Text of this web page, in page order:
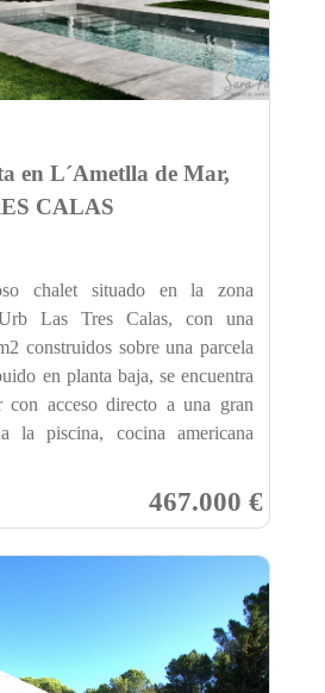
en L´Ametlla de Mar,
CALAS
chalet situado en la zona
Las Tres Calas, con una
construidos sobre una parcela
en planta baja, se encuentra
con acceso directo a una gran
la piscina, cocina americana
467.000 €